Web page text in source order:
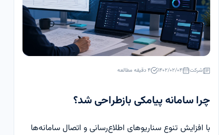
شرکت ۱۴۰۲/۰۲/۰۴ ۴ دقیقه مطالعه
چرا سامانه پیامکی بازطراحی شد؟
با افزایش تنوع سناریوهای اطلاع‌رسانی و اتصال سامانه‌ها